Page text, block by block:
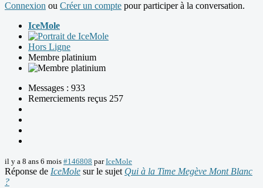
Connexion ou Créer un compte pour participer à la conversation.
IceMole
Hors Ligne
Membre platinium
Messages : 933
Remerciements reçus 257
il y a 8 ans 6 mois #146808 parIceMole
Réponse de IceMole sur le sujet Qui à la Time Megève Mont Blanc
?